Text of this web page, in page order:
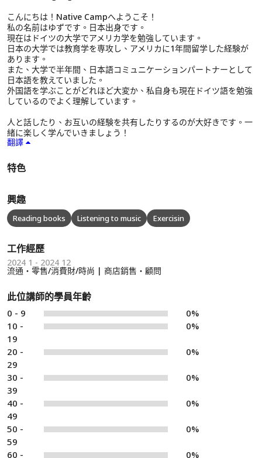
こんにちは！Native Campへようこそ！
私の名前はゆずです。日本出身です。
現在はドイツの大学でアメリカ学を勉強しています。
日本の大学では教育学を専攻し、アメリカに1年間留学した経験が
あります。
また、大学で半年間、日本語コミュニケーションパートナーとして
日本語を教えていました。
外国語を学ぶことがどれほど大変か、私自身も現在ドイツ語を勉強
しているのでよく理解しています。
人と話したり、お互いの経験を共有したりするのが大好きです。一
緒に楽しく学んでいきましょう！
翻譯
特色
興趣
Reading books Listening to music Exercisin
工作經歷
2024 1 - 2024 12
流通・零售/消費財/時尚 | 商店銷售・顧問
此位講師的學員年齡
0 - 9
0%
10 -
19
0%
20 -
29
0%
30 -
39
0%
40 -
49
0%
50 -
59
0%
60 - 0%